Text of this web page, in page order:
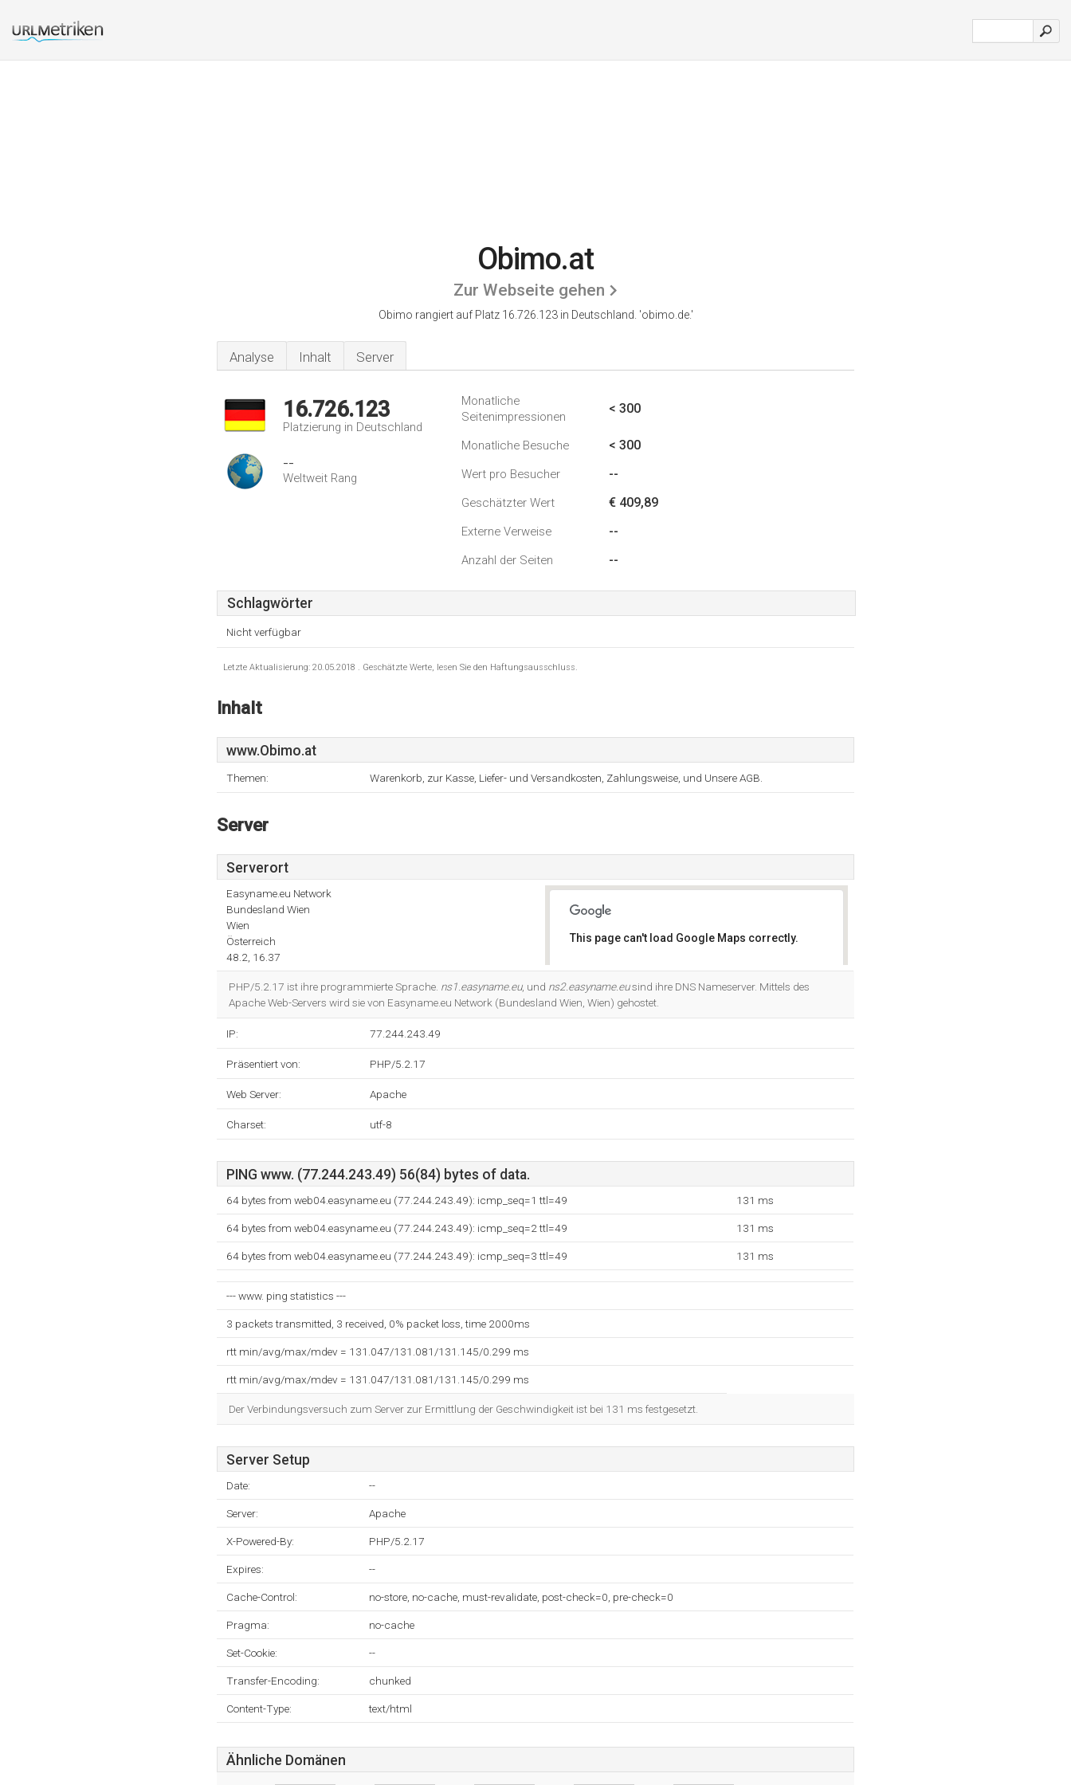
Obimo.at
Zur Webseite gehen
Obimo rangiert auf Platz 16.726.123 in Deutschland. 'obimo.de.'
Analyse Inhalt Server
16.726.123
Platzierung in Deutschland
--
Weltweit Rang
Monatliche
Seitenimpressionen
< 300
Monatliche Besuche < 300
Wert pro Besucher --
Geschätzter Wert € 409,89
Externe Verweise --
Anzahl der Seiten --
Schlagwörter
Nicht verfügbar
Letzte Aktualisierung: 20.05.2018 . Geschätzte Werte, lesen Sie den Haftungsausschluss.
Inhalt
www.Obimo.at
Themen: Warenkorb, zur Kasse, Liefer- und Versandkosten, Zahlungsweise, und Unsere AGB.
Server
Serverort
Easyname.eu Network
Bundesland Wien
Wien
Österreich
48.2, 16.37
This page can't load Google Maps correctly.
PHP/5.2.17 ist ihre programmierte Sprache. ns1.easyname.eu, und ns2.easyname.eusind ihre DNS Nameserver. Mittels des
Apache Web-Servers wird sie von Easyname.eu Network (Bundesland Wien, Wien) gehostet.
IP: 77.244.243.49
Präsentiert von: PHP/5.2.17
Web Server: Apache
Charset: utf-8
PING www. (77.244.243.49) 56(84) bytes of data.
64 bytes from web04.easyname.eu (77.244.243.49): icmp_seq=1 ttl=49 131 ms
64 bytes from web04.easyname.eu (77.244.243.49): icmp_seq=2 ttl=49 131 ms
64 bytes from web04.easyname.eu (77.244.243.49): icmp_seq=3 ttl=49 131 ms
--- www. ping statistics ---
3 packets transmitted, 3 received, 0% packet loss, time 2000ms
rtt min/avg/max/mdev = 131.047/131.081/131.145/0.299 ms
rtt min/avg/max/mdev = 131.047/131.081/131.145/0.299 ms
Der Verbindungsversuch zum Server zur Ermittlung der Geschwindigkeit ist bei 131 ms festgesetzt.
Server Setup
Date: --
Server: Apache
X-Powered-By: PHP/5.2.17
Expires: --
Cache-Control: no-store, no-cache, must-revalidate, post-check=0, pre-check=0
Pragma: no-cache
Set-Cookie: --
Transfer-Encoding: chunked
Content-Type: text/html
Ähnliche Domänen